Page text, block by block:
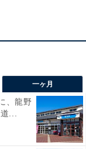
議論して決める
分担している
留意点を報告・
り合わせるため
どの各部会か
一ヶ月
、龍野
...